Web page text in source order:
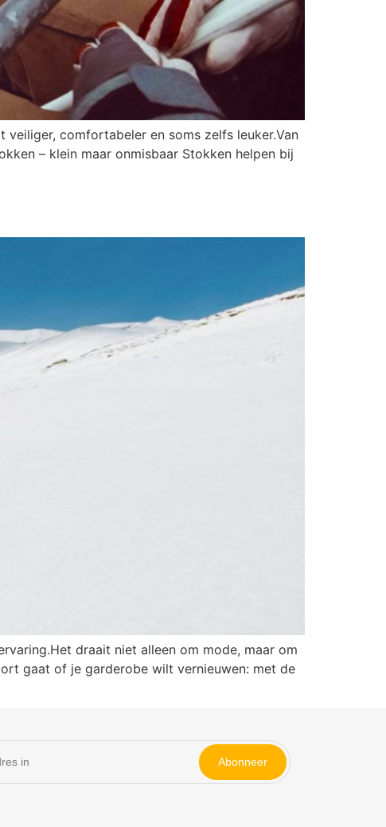
comfortabeler en soms zelfs leuker.Van
– klein maar onmisbaar Stokken helpen bij
draait niet alleen om mode, maar om
gaat of je garderobe wilt vernieuwen: met de
Abonneer